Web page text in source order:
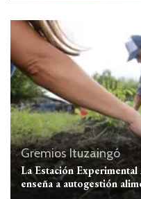
Gremios Ituzaingó
La Estación
enseña a autogestión